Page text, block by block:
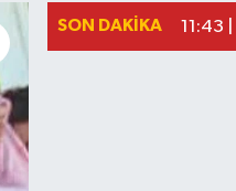
SON DAKIKA 11:43 |